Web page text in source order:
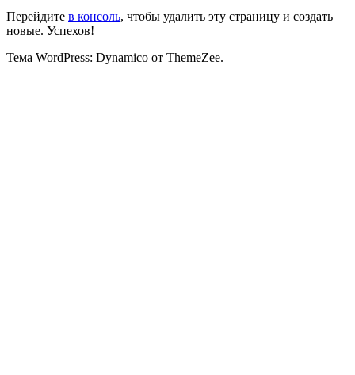
Перейдите в консоль, чтобы удалить эту страницу и создать
новые. Успехов!
Тема WordPress: Dynamico от ThemeZee.